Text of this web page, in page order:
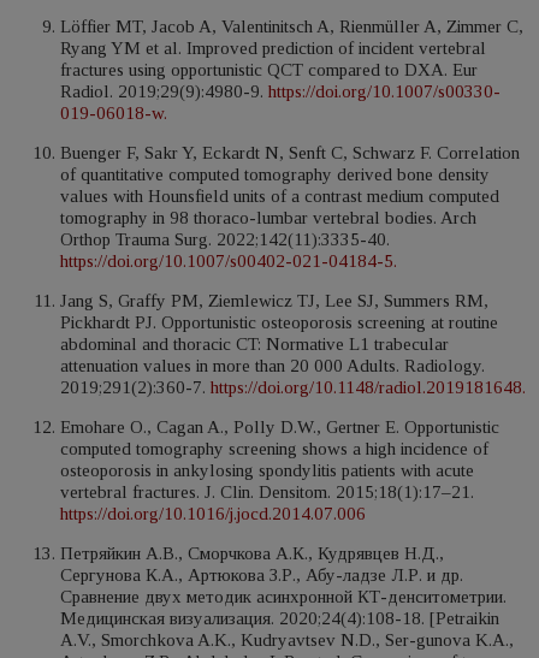
Löffier MT, Jacob A, Valentinitsch A, Rienmüller A, Zimmer C,
Ryang YM et al. Improved prediction of incident vertebral
fractures using opportunistic QCT compared to DXA. Eur
Radiol. 2019;29(9):4980-9. https://doi.org/10.1007/s00330-
019-06018-w.
Buenger F, Sakr Y, Eckardt N, Senft C, Schwarz F. Correlation
of quantitative computed tomography derived bone density
values with Hounsfield units of a contrast medium computed
tomography in 98 thoraco-lumbar vertebral bodies. Arch
Orthop Trauma Surg. 2022;142(11):3335-40.
https://doi.org/10.1007/s00402-021-04184-5.
Jang S, Graffy PM, Ziemlewicz TJ, Lee SJ, Summers RM,
Pickhardt PJ. Opportunistic osteoporosis screening at routine
abdominal and thoracic CT: Normative L1 trabecular
attenuation values in more than 20 000 Adults. Radiology.
2019;291(2):360-7. https://doi.org/10.1148/radiol.2019181648.
Emohare O., Cagan A., Polly D.W., Gertner E. Opportunistic
computed tomography screening shows a high incidence of
osteoporosis in ankylosing spondylitis patients with acute
vertebral fractures. J. Clin. Densitom. 2015;18(1):17–21.
https://doi.org/10.1016/j.jocd.2014.07.006
Петряйкин А.В., Сморчкова А.К., Кудрявцев Н.Д.,
Сергунова К.А., Артюкова З.Р., Абу-ладзе Л.Р. и др.
Сравнение двух методик асинхронной КТ-денситометрии.
Медицинская визуализация. 2020;24(4):108-18. [Petraikin
A.V., Smorchkova A.K., Kudryavtsev N.D., Ser-gunova K.A.,